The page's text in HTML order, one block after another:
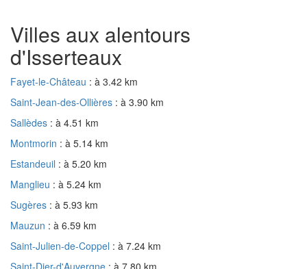
Villes aux alentours
d'Isserteaux
Fayet-le-Château : à 3.42 km
Saint-Jean-des-Ollières : à 3.90 km
Sallèdes : à 4.51 km
Montmorin : à 5.14 km
Estandeuil : à 5.20 km
Manglieu : à 5.24 km
Sugères : à 5.93 km
Mauzun : à 6.59 km
Saint-Julien-de-Coppel : à 7.24 km
Saint-Dier-d'Auvergne : à 7.80 km